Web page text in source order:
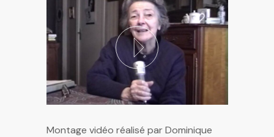
Montage vidéo réalisé par Dominique